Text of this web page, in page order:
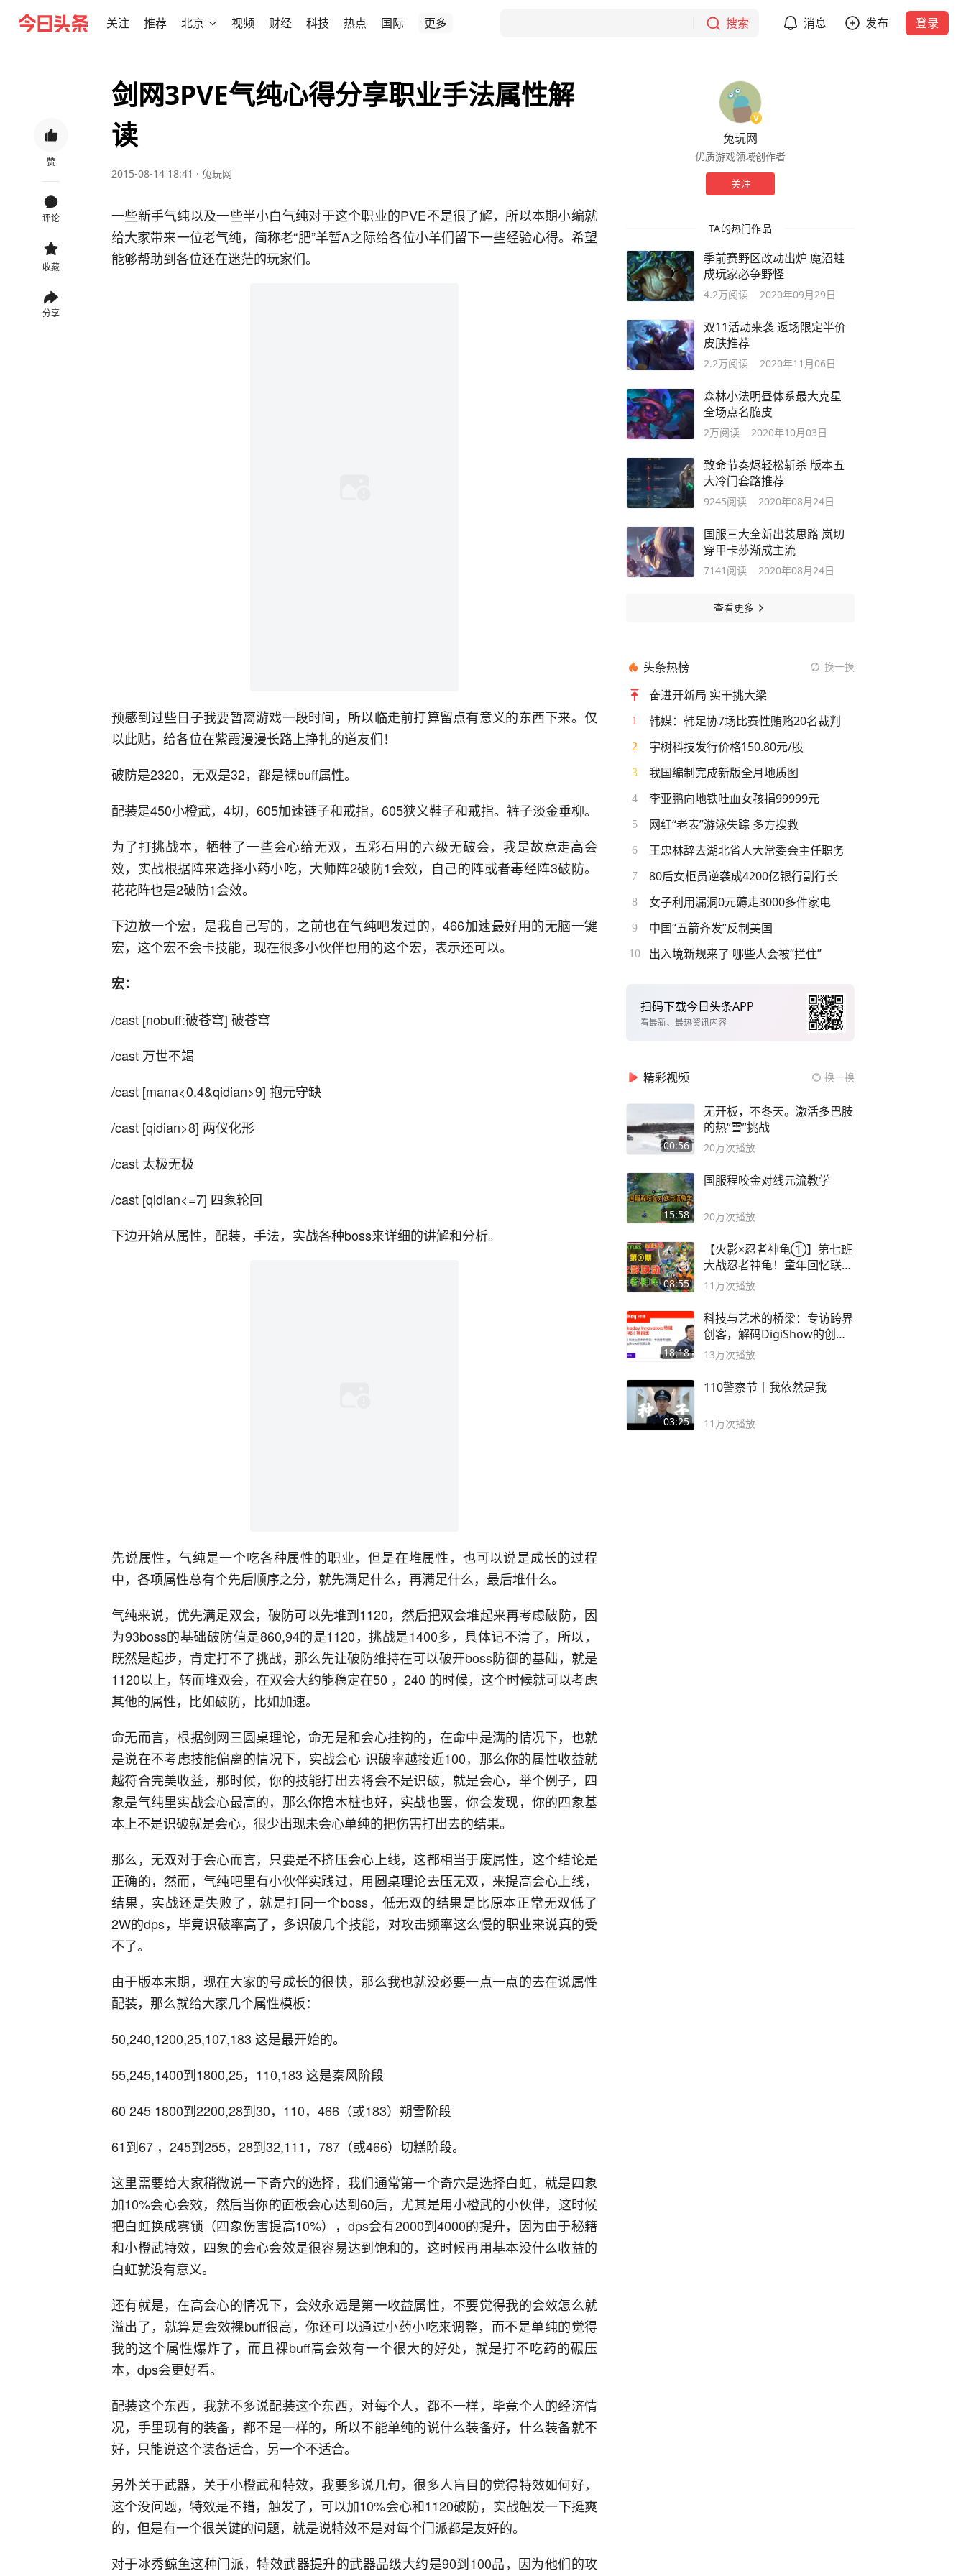
关注 推荐 北京 视频 财经 科技 热点 国际 更多 搜索 消息 发布 登录
赞
评论
收藏
分享
剑网3PVE气纯心得分享职业手法属性解
读
2015-08-14 18:41 · 兔玩网
一些新手气纯以及一些半小白气纯对于这个职业的PVE不是很了解，所以本期小编就
给大家带来一位老气纯，简称老“肥”羊暂A之际给各位小羊们留下一些经验心得。希望
能够帮助到各位还在迷茫的玩家们。
预感到过些日子我要暂离游戏一段时间，所以临走前打算留点有意义的东西下来。仅
以此贴，给各位在紫霞漫漫长路上挣扎的道友们！
破防是2320，无双是32，都是裸buff属性。
配装是450小橙武，4切，605加速链子和戒指，605狭义鞋子和戒指。裤子淡金垂柳。
为了打挑战本，牺牲了一些会心给无双，五彩石用的六级无破会，我是故意走高会
效，实战根据阵来选择小药小吃，大师阵2破防1会效，自己的阵或者毒经阵3破防。
花花阵也是2破防1会效。
下边放一个宏，是我自己写的，之前也在气纯吧发过的，466加速最好用的无脑一键
宏，这个宏不会卡技能，现在很多小伙伴也用的这个宏，表示还可以。
宏：
/cast [nobuff:破苍穹] 破苍穹
/cast 万世不竭
/cast [mana<0.4&qidian>9] 抱元守缺
/cast [qidian>8] 两仪化形
/cast 太极无极
/cast [qidian<=7] 四象轮回
下边开始从属性，配装，手法，实战各种boss来详细的讲解和分析。
先说属性，气纯是一个吃各种属性的职业，但是在堆属性，也可以说是成长的过程
中，各项属性总有个先后顺序之分，就先满足什么，再满足什么，最后堆什么。
气纯来说，优先满足双会，破防可以先堆到1120，然后把双会堆起来再考虑破防，因
为93boss的基础破防值是860,94的是1120，挑战是1400多，具体记不清了，所以，
既然是起步，肯定打不了挑战，那么先让破防维持在可以破开boss防御的基础，就是
1120以上，转而堆双会，在双会大约能稳定在50 ，240 的时候，这个时候就可以考虑
其他的属性，比如破防，比如加速。
命无而言，根据剑网三圆桌理论，命无是和会心挂钩的，在命中是满的情况下，也就
是说在不考虑技能偏离的情况下，实战会心 识破率越接近100，那么你的属性收益就
越符合完美收益，那时候，你的技能打出去将会不是识破，就是会心，举个例子，四
象是气纯里实战会心最高的，那么你撸木桩也好，实战也罢，你会发现，你的四象基
本上不是识破就是会心，很少出现未会心单纯的把伤害打出去的结果。
那么，无双对于会心而言，只要是不挤压会心上线，这都相当于废属性，这个结论是
正确的，然而，气纯吧里有小伙伴实践过，用圆桌理论去压无双，来提高会心上线，
结果，实战还是失败了，就是打同一个boss，低无双的结果是比原本正常无双低了
2W的dps，毕竟识破率高了，多识破几个技能，对攻击频率这么慢的职业来说真的受
不了。
由于版本末期，现在大家的号成长的很快，那么我也就没必要一点一点的去在说属性
配装，那么就给大家几个属性模板：
50,240,1200,25,107,183 这是最开始的。
55,245,1400到1800,25，110,183 这是秦风阶段
60 245 1800到2200,28到30，110，466（或183）朔雪阶段
61到67 ，245到255，28到32,111，787（或466）切糕阶段。
这里需要给大家稍微说一下奇穴的选择，我们通常第一个奇穴是选择白虹，就是四象
加10%会心会效，然后当你的面板会心达到60后，尤其是用小橙武的小伙伴，这时候
把白虹换成雾锁（四象伤害提高10%），dps会有2000到4000的提升，因为由于秘籍
和小橙武特效，四象的会心会效是很容易达到饱和的，这时候再用基本没什么收益的
白虹就没有意义。
还有就是，在高会心的情况下，会效永远是第一收益属性，不要觉得我的会效怎么就
溢出了，就算是会效裸buff很高，你还可以通过小药小吃来调整，而不是单纯的觉得
我的这个属性爆炸了，而且裸buff高会效有一个很大的好处，就是打不吃药的碾压
本，dps会更好看。
配装这个东西，我就不多说配装这个东西，对每个人，都不一样，毕竟个人的经济情
况，手里现有的装备，都不是一样的，所以不能单纯的说什么装备好，什么装备就不
好，只能说这个装备适合，另一个不适合。
另外关于武器，关于小橙武和特效，我要多说几句，很多人盲目的觉得特效如何好，
这个没问题，特效是不错，触发了，可以加10%会心和1120破防，实战触发一下挺爽
的，但是有一个很关键的问题，就是说特效不是对每个门派都是友好的。
对于冰秀鲸鱼这种门派，特效武器提升的武器品级大约是90到100品，因为他们的攻
兔玩网
优质游戏领域创作者
关注
TA的热门作品
季前赛野区改动出炉 魔沼蛙
成玩家必争野怪
4.2万阅读 2020年09月29日
双11活动来袭 返场限定半价
皮肤推荐
2.2万阅读 2020年11月06日
森林小法明昼体系最大克星
全场点名脆皮
2万阅读 2020年10月03日
致命节奏烬轻松斩杀 版本五
大冷门套路推荐
9245阅读 2020年08月24日
国服三大全新出装思路 岚切
穿甲卡莎渐成主流
7141 阅读 2020年08月24日
查看更多
头条热榜 换一换
奋进开新局 实干挑大梁
1 韩媒：韩足协7场比赛性贿赂20名裁判
2 宇树科技发行价格150.80元/股
3 我国编制完成新版全月地质图
4 李亚鹏向地铁吐血女孩捐99999元
5 网红“老表”游泳失踪 多方搜救
6 王忠林辞去湖北省人大常委会主任职务
7 80后女柜员逆袭成4200亿银行副行长
8 女子利用漏洞0元薅走3000多件家电
9 中国“五箭齐发”反制美国
10 出入境新规来了 哪些人会被“拦住”
扫码下载今日头条APP
看最新、最热资讯内容
精彩视频 换一换
00:56
无开板，不冬天。激活多巴胺
的热“雪”挑战
20万次播放
15:58
国服程咬金对线元流教学
20万次播放
08:55
【火影×忍者神龟①】第七班
大战忍者神龟！童年回忆联动
论武？
11万次播放
18:18
科技与艺术的桥梁：专访跨界
创客，解码DigiShow的创新
之路
13万次播放
03:25
110警察节丨我依然是我
11万次播放